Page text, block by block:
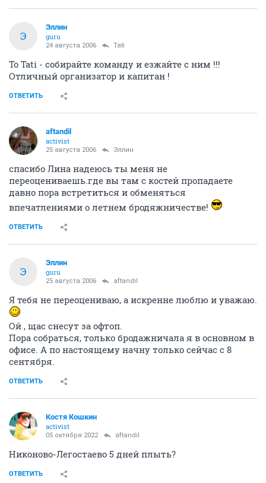
Э
Эллин
guru
24 августа 2006 Tati
To Tati - собирайте команду и езжайте с ним !!!
Отличный организатор и капитан !
ОТВЕТИТЬ
aftandil
activist
25 августа 2006 Эллин
спасибо Лина надеюсь ты меня не
переоцениваешь.где вы там с костей пропадаете
давно пора встретиться и обменяться
впечатлениями о летнем бродяжничестве!
ОТВЕТИТЬ
Э
Эллин
guru
25 августа 2006 aftandil
Я тебя не переоцениваю, а искренне люблю и уважаю.
Ой , щас снесут за офтоп.
Пора собраться, только бродажничала я в основном в
офисе. А по настоящему начну только сейчас с 8
сентября.
ОТВЕТИТЬ
Костя Кошкин
activist
05 октября 2022 aftandil
Никоново-Легостаево 5 дней плыть?
ОТВЕТИТЬ